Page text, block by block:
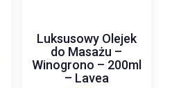
Luksusowy Olejek
do Masażu –
Winogrono – 200ml
– Lavea